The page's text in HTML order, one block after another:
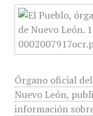
Órgano oficial
Nuevo León,
información